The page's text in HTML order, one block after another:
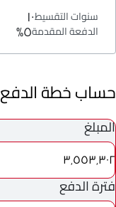
سنوات التقسيط١٠
الدفعة المقدمة٥%
حساب خطة الدفع
المبلغ
٣٬٥٥٣٬٣٠٢
فترة الدفع